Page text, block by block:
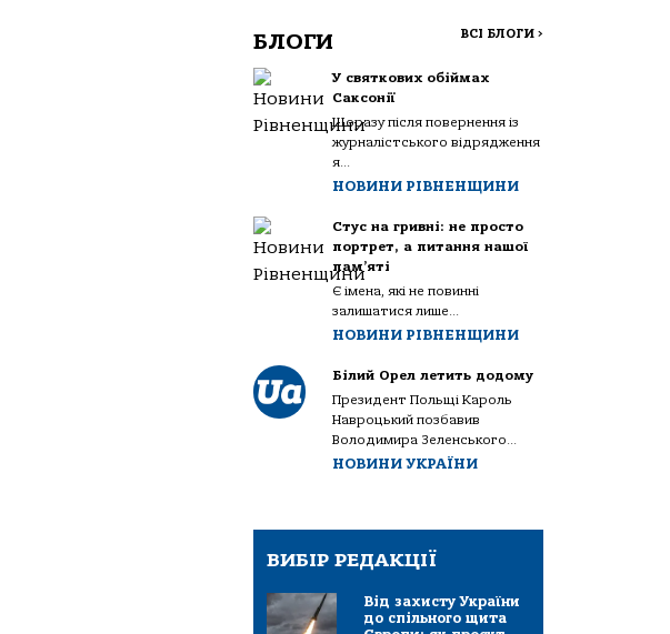
БЛОГИ ВСІ БЛОГИ >
У святкових обіймах
Саксонії
Щоразу після повернення із
журналістського відрядження
я...
НОВИНИ РІВНЕНЩИНИ
Стус на гривні: не просто
портрет, а питання нашої
пам’яті
Є імена, які не повинні
залишатися лише...
НОВИНИ РІВНЕНЩИНИ
Білий Орел летить додому
Президент Польщі Кароль
Навроцький позбавив
Володимира Зеленського...
НОВИНИ УКРАЇНИ
ВИБІР РЕДАКЦІЇ
Від захисту України
до спільного щита